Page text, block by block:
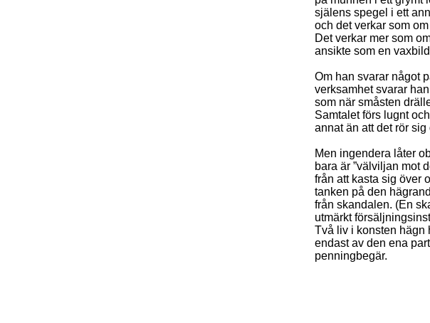
själens spegel i ett
och det verkar som
Det verkar mer som
ansikte som en
Om han svarar något
verksamhet svarar
som när småsten
Samtalet förs lugnt
annat än att det rör
Men ingendera låter
bara är ”välviljan mot
från att kasta sig över
tanken på den
från skandalen. (En
utmärkt
Två liv i konsten hägn
endast av den ena
penningbegär.